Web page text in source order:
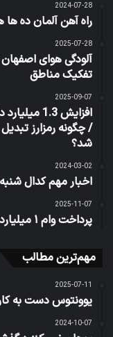
2024-07-28
راه آهن آلمان ده ها
2025-07-28
تفکیک مناطق
2025-09-07
افزایش
/ چگونه رمزارز
شد؟
2024-03-02
اخبار مهم کدال شنبه ۱۲ اسفند ماه ۱۴۰۲
2025-11-07
پرداخت وام ۱ میلیارد تومانی بانک صادرات با کارمزد ۴ درصد
مهم‌ترین مطالب
2025-07-11
یوونتوس دست به
2024-10-07